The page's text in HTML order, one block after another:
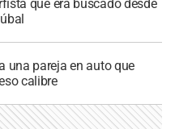
que era buscado desde
una pareja en auto que
calibre